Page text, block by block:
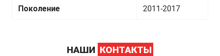
Поколение 2011-2017
НАШИ КОНТАКТЫ